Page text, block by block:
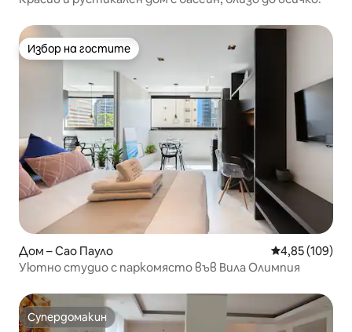
Избор на гостите
Избор на гостите
Дом – Сао Пауло Средна
4,85 (109)
Уютно студио с паркомясто във Вила Олимпия
Супердомакин
Супердомакин